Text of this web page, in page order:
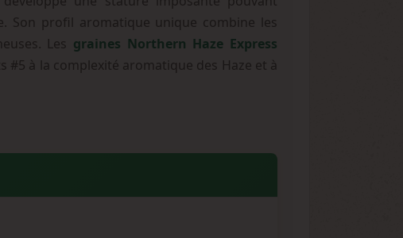
Son profil aromatique unique combine les
Les graines Northern Haze Express
à la complexité aromatique des Haze et à